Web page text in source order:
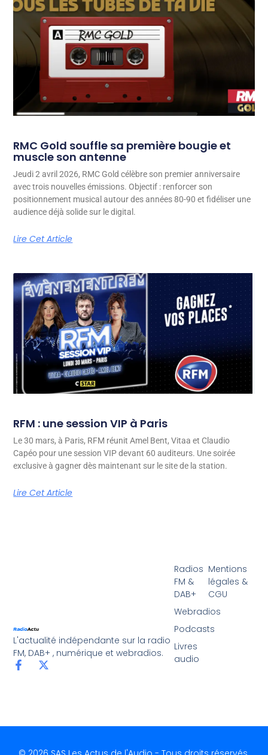
RMC Gold souffle sa première bougie et
muscle son antenne
Jeudi 2 avril 2026, RMC Gold célèbre son premier anniversaire
avec trois nouvelles émissions. Objectif : renforcer son
positionnement musical autour des années 80-90 et fidéliser une
audience déjà solide sur le digital.
Lire Cet Article
RFM : une session VIP à Paris
Le 30 mars, à Paris, RFM réunit Amel Bent, Vitaa et Claudio
Capéo pour une session VIP devant 60 auditeurs. Une soirée
exclusive à gagner dès maintenant sur le site de la station.
Lire Cet Article
L'actualité indépendante sur la radio
FM, DAB+ , numérique et webradios.
Radios
FM &
DAB+
Webradios
Podcasts
Livres
audio
Mentions
légales &
CGU